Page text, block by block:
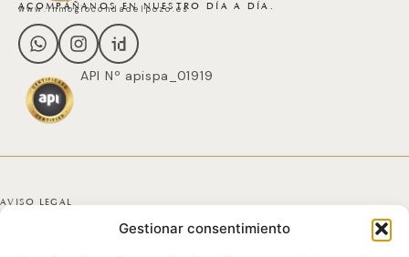
Gestionar consentimiento
ACOMPÁÑANOS EN NUESTRO DÍA A DÍA.
www.inmogiocondadelpozo.es
API Nº apispa_01919
AVISO LEGAL